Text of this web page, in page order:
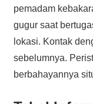
pemadam
gugur saat
lokasi. Kontak
sebelumnya.
berbahayannya